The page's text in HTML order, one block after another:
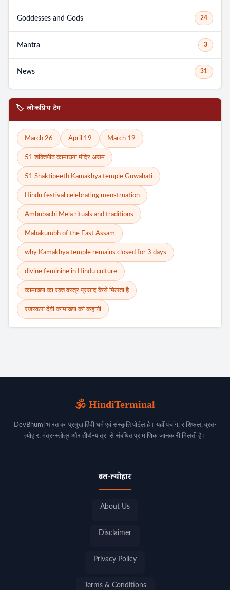
Search
Goddesses and Gods 24
Mantra 3
News 31
🏷️ लोकप्रिय टैग
March 26 April 19 March 19
51 शक्तिपीठ कामाख्या मंदिर असम
51 Shaktipeeth Kamakhya temple Guwahati
Hindu festival celebrating menstruation
Ambubachi Mela rituals and traditions
Mahakumbh of the East Assam
why Kamakhya temple remains closed for 3 days
divine feminine in Hindu culture
कामाख्या का रक्त वस्त्र प्रसाद कैसे मिलता है
रजस्वला देवी कामाख्या की कहानी
🕉️ HindiTerminal
DevBhumi भारत का प्रमुख हिंदी धर्म एवं संस्कृति पोर्टल है। यहाँ पंचांग, राशिफल, व्रत-
त्योहार, मंत्र-स्तोत्र और तीर्थ-यात्रा से संबंधित प्रामाणिक जानकारी मिलती है।
व्रत-त्योहार
About Us
Disclaimer
Privacy Policy
Terms & Conditions